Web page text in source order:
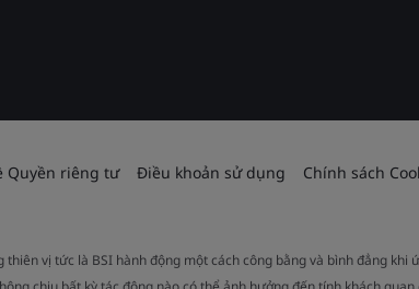
Quyền riêng tư Điều khoản sử dụng Chính sách
thiên vị tức là BSI hành động một cách công bằng và bình đẳng